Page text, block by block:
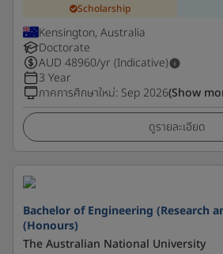
Scholarship
Kensington, Australia
Doctorate
AUD 48960/yr (Indicative)
3 Year
ภาคการศึกษาใหม่: Sep 2026(Show
ดูรายละเอียด
Bachelor of Engineering (Research
(Honours)
The Australian National University